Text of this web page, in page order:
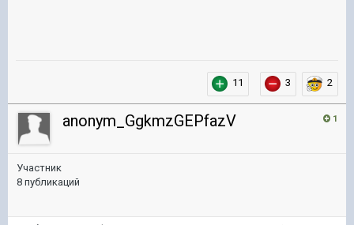
11 3 2
1
anonym_GgkmzGEPfazV
Участник
8 публикаций